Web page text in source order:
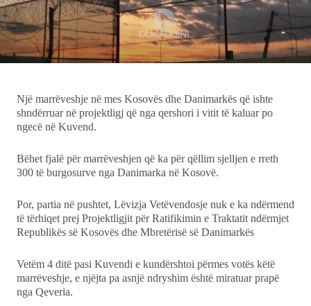
Udhëtime
DuVideo
Një marrëveshje në mes Kosovës dhe Danimarkës që ishte
shndërruar në projektligj që nga qershori i vitit të kaluar po
ngecë në Kuvend.
Bëhet fjalë për marrëveshjen që ka për qëllim sjelljen e rreth
300 të burgosurve nga Danimarka në Kosovë.
Por, partia në pushtet, Lëvizja Vetëvendosje nuk e ka ndërmend
të tërhiqet prej Projektligjit për Ratifikimin e Traktatit ndërmjet
Republikës së Kosovës dhe Mbretërisë së Danimarkës
Vetëm 4 ditë pasi Kuvendi e kundërshtoi përmes votës këtë
marrëveshje, e njëjta pa asnjë ndryshim është miratuar prapë
nga Qeveria.